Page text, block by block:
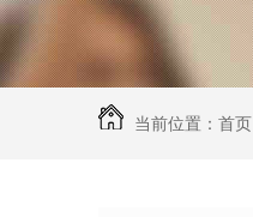
当前位置： 首页